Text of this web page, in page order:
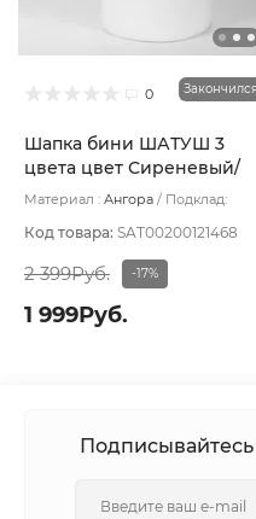
0 Закончился
Шапка бини ШАТУШ 3
цвета цвет Сиреневый/
Бежевый/Серый
Материал : Ангора
Подклад:
Код товара: SAT00200121468
2 399Руб. -17%
1 999Руб.